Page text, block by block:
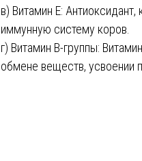
в) Витамин Е:
иммунную систему коров.
г) Витамин В-группы:
обмене веществ, усвоении